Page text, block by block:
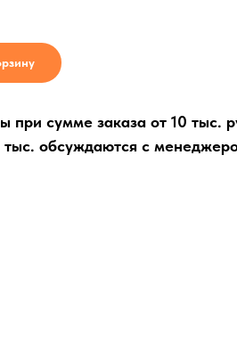
при сумме заказа от 10 тыс.
тыс. обсуждаются с